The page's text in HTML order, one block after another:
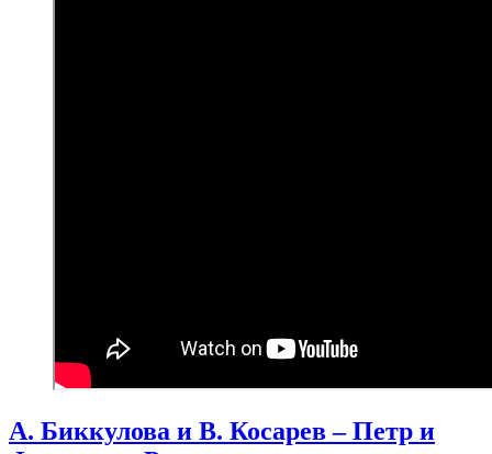
А. Биккулова и В. Косарев – Петр и